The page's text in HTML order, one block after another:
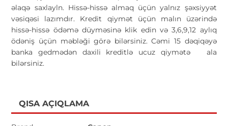
əlaqə saxlayln. Hissə-hissə almaq üçün yalnız şəxsiyyət
vəsiqəsi lazımdır. Kredit qiymət üçün malın üzərində
hissə-hissə ödəmə düyməsinə klik edin və 3,6,9,12 aylıq
ödəniş üçün məbləği görə bilərsiniz. Cəmi 15 dəqiqəyə
banka gedmədən daxili kreditlə ucuz qiymətə
ala
bilərsiniz.
QISA AÇIQLAMA